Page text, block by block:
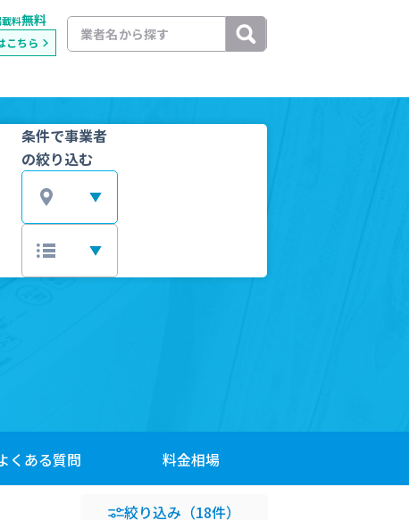
料無料
こちら
条件で事業者
の絞り込む
くある質問 料金相場
絞り込み （18件）